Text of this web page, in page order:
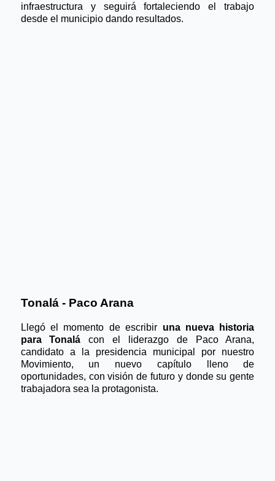
infraestructura y seguirá fortaleciendo el trabajo
desde el municipio dando resultados.
Tonalá - Paco Arana
Llegó el momento de escribir una nueva historia
para Tonalá con el liderazgo de Paco Arana,
candidato a la presidencia municipal por nuestro
Movimiento, un nuevo capítulo lleno de
oportunidades, con visión de futuro y donde su gente
trabajadora sea la protagonista.